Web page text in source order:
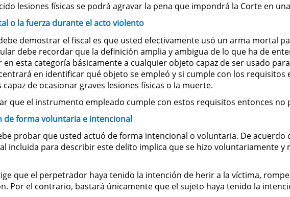
lesiones físicas se podrá agravar la pena que impondrá la Corte en
o la fuerza durante el acto violento
demostrar el fiscal es que usted efectivamente usó un arma mortal
debe recordar que la definición amplia y ambigua de lo que ha de
esta categoría básicamente a cualquier objeto capaz de ser usado
en identificar qué objeto se empleó y si cumple con los
de ocasionar graves lesiones físicas o la muerte.
que el instrumento empleado cumple con estos requisitos entonces
de forma voluntaria e intencional
probar que usted actuó de forma intencional o voluntaria. De acuerdo
incluida para describir este delito implica que se hizo voluntariamente
que el perpetrador haya tenido la intención de herir a la víctima,
Por el contrario, bastará únicamente que el sujeto haya tenido la